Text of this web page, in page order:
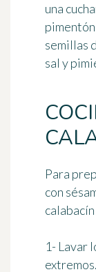
una
semillas
sal y
Para
con
1- Lavar